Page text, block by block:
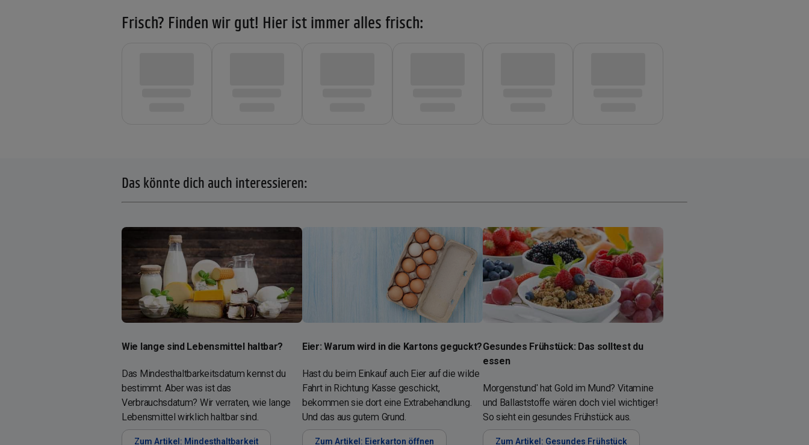
Frisch? Finden wir gut! Hier ist immer alles frisch:
Das könnte dich auch interessieren:
Wie lange sind Lebensmittel haltbar?
Das Mindesthaltbarkeitsdatum kennst du
bestimmt. Aber was ist das
Verbrauchsdatum? Wir verraten, wie lange
Lebensmittel wirklich haltbar sind.
Zum Artikel: Mindesthaltbarkeit
Eier: Warum wird in die Kartons geguckt?
Hast du beim Einkauf auch Eier auf die wilde
Fahrt in Richtung Kasse geschickt,
bekommen sie dort eine Extrabehandlung.
Und das aus gutem Grund.
Zum Artikel: Eierkarton öffnen
Gesundes Frühstück: Das solltest du
essen
Morgenstund' hat Gold im Mund? Vitamine
und Ballaststoffe wären doch viel wichtiger!
So sieht ein gesundes Frühstück aus.
Zum Artikel: Gesundes Frühstück